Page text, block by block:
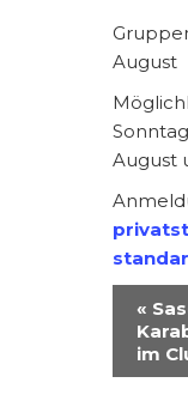
August
August
V
R
«
im